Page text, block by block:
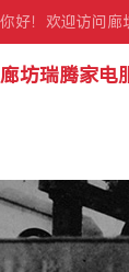
你好！欢迎访问廊
廊坊瑞腾家电